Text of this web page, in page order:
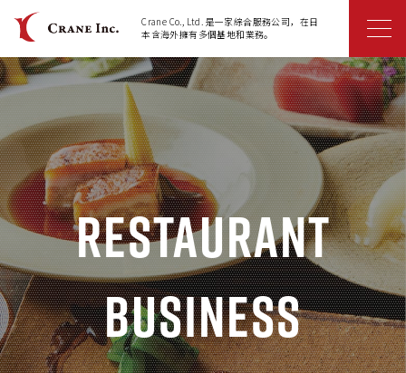
Crane Co., Ltd. 是一家綜合服務公司，在日
本含海外擁有多個基地和業務。
Restaurant
Business